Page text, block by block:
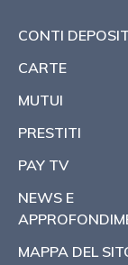
CONTI
CARTE
MUTUI
PRESTITI
PAY TV
NEWS E
MAPPA DEL